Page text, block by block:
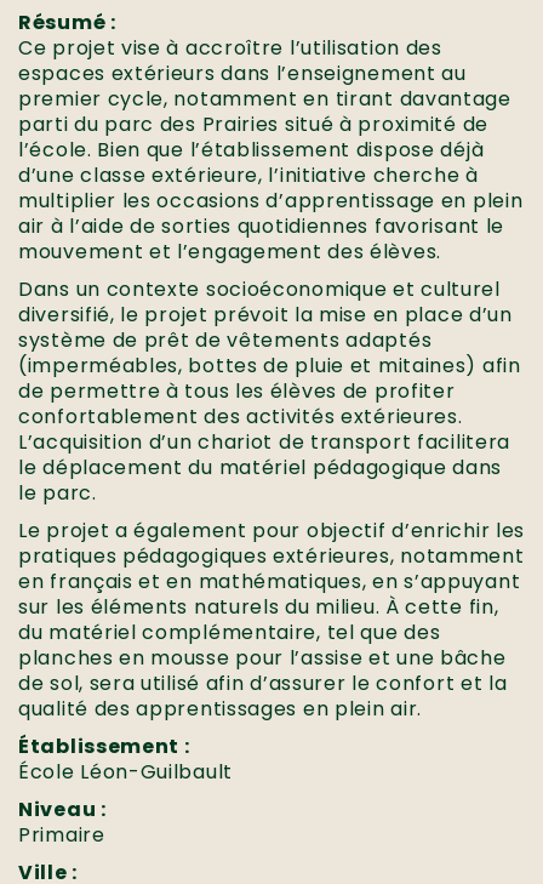
Résumé :
Ce projet vise à accroître l’utilisation des
espaces extérieurs dans l’enseignement au
premier cycle, notamment en tirant davantage
parti du parc des Prairies situé à proximité de
l’école. Bien que l’établissement dispose déjà
d’une classe extérieure, l’initiative cherche à
multiplier les occasions d’apprentissage en plein
air à l’aide de sorties quotidiennes favorisant le
mouvement et l’engagement des élèves.
Dans un contexte socioéconomique et culturel
diversifié, le projet prévoit la mise en place d’un
système de prêt de vêtements adaptés
(imperméables, bottes de pluie et mitaines) afin
de permettre à tous les élèves de profiter
confortablement des activités extérieures.
L’acquisition d’un chariot de transport facilitera
le déplacement du matériel pédagogique dans
le parc.
Le projet a également pour objectif d’enrichir les
pratiques pédagogiques extérieures, notamment
en français et en mathématiques, en s’appuyant
sur les éléments naturels du milieu. À cette fin,
du matériel complémentaire, tel que des
planches en mousse pour l’assise et une bâche
de sol, sera utilisé afin d’assurer le confort et la
qualité des apprentissages en plein air.
Établissement :
École Léon-Guilbault
Niveau :
Primaire
Ville :